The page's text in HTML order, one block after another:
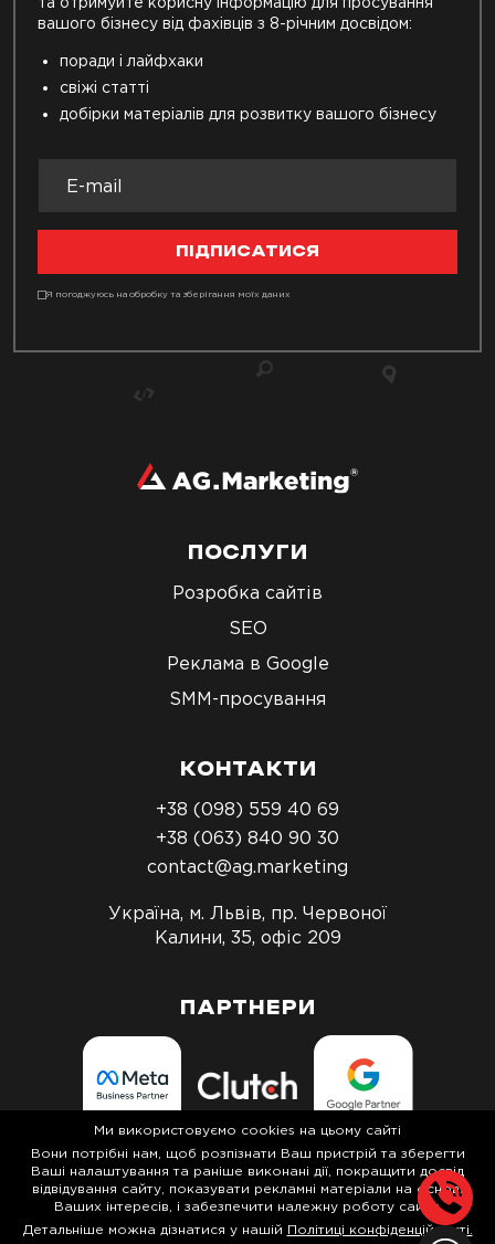
вашого бізнесу від фахівців з 8-річним досвідом:
поради і лайфхаки
свіжі статті
добірки матеріалів для розвитку вашого бізнесу
ПІДПИСАТИСЯ
Я погоджуюсь на обробку та зберігання моїх даних
ПОСЛУГИ
Розробка сайтів
SEO
Реклама в Google
SMM-просування
КОНТАКТИ
+38 (098) 559 40 69
+38 (063) 840 90 30
contact@ag.marketing
Україна, м. Львів, пр. Червоної
Калини, 35, офіс 209
ПАРТНЕРИ
Політика конфіденційності
Ми використовуємо cookies на цьому сайті
Вони потрібні нам, щоб розпізнати Ваш пристрій та зберегти
Ваші налаштування та раніше виконані дії, покращити досвід
відвідування сайту, показувати рекламні матеріали на основі
Ваших інтересів, і забезпечити належну роботу сайту.
Детальніше можна дізнатися у нашій Політиці конфіденційності.